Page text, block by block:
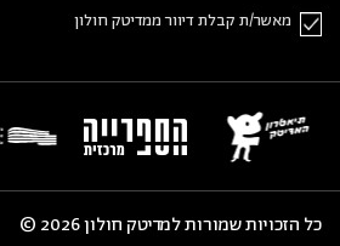
מאשר/ת קבלת דיוור ממדיטק חולון
כל הזכויות שמורות למדיטק חולון 2026 ©